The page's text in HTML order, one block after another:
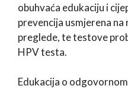
obuhvaća edukaciju i
prevencija usmjerena
preglede, te testove
HPV testa.
Edukacija o